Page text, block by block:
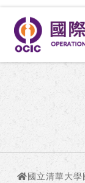
國立清華大